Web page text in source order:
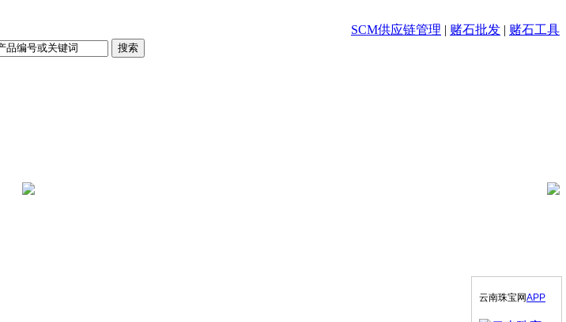
SCM供应链管理 | 赌石批发 | 赌石工具
云南珠宝网APP